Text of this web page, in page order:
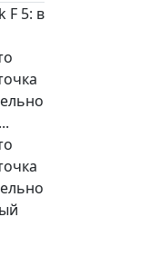
F 5: в